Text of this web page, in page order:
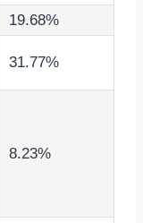
19.68%
31.77%
8.23%